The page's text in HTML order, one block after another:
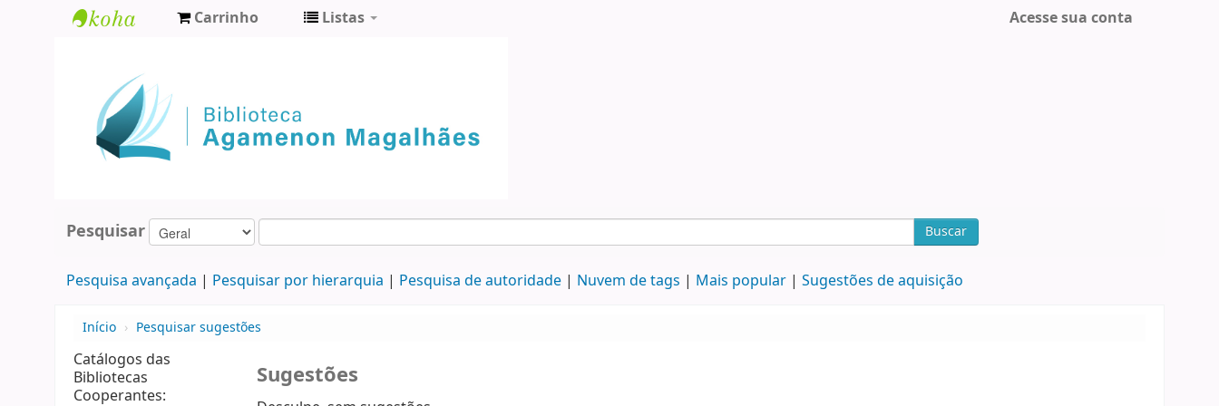
Agamenon
Magalhães
Carrinho Listas Acesse sua conta
Pesquisar Buscar
Pesquisa avançada Pesquisar por hierarquia Pesquisa de autoridade Nuvem de tags Mais popular Sugestões de aquisição
Início › Pesquisar sugestões
Catálogos das
Bibliotecas
Cooperantes:
Sugestões